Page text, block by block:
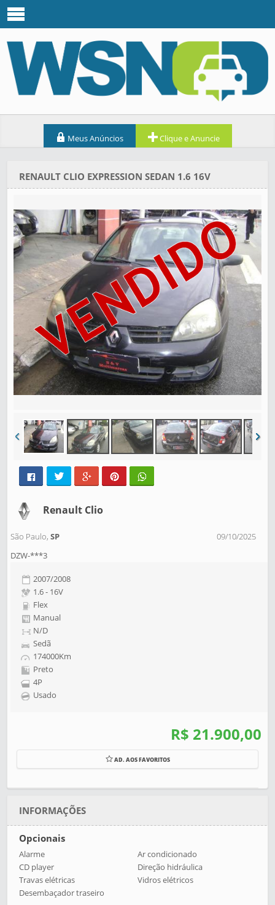
Meus Anúncios Clique e Anuncie
RENAULT CLIO EXPRESSION SEDAN 1.6 16V
Renault Clio
São Paulo,SP
09/10/2025
DZW-***3
2007/2008
1.6 - 16V
Flex
Manual
N/D
Sedã
174000Km
Preto
4P
Usado
R$ 21.900,00
AD. AOS FAVORITOS
INFORMAÇÕES
Opcionais
Alarme
Ar condicionado
CD player
Direção hidráulica
Travas elétricas
Vidros elétricos
Desembaçador traseiro